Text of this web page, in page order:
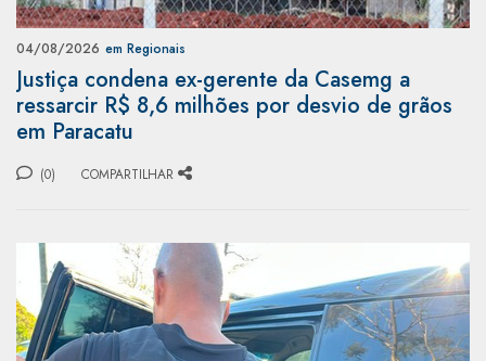
04/08/2026 em Regionais
Justiça condena ex-gerente da Casemg a
ressarcir R$ 8,6 milhões por desvio de grãos
em Paracatu
(0) COMPARTILHAR